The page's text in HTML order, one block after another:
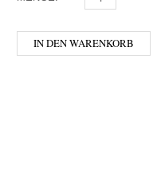
IN DEN WARENKORB